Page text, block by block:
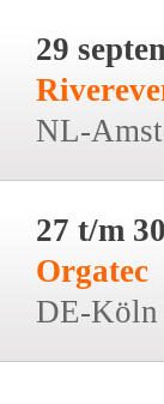
29
NL-
27 t/m
Orgatec
DE-Köln